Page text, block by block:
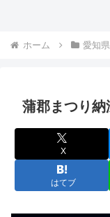
ホーム 愛知県
蒲郡まつり
X
はてブ